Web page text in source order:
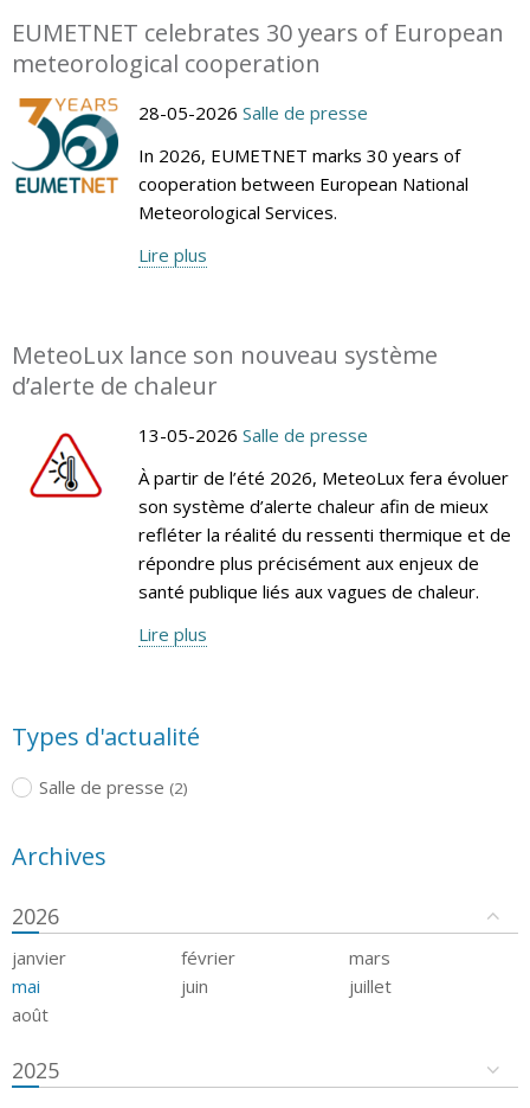
EUMETNET celebrates 30 years of European
meteorological cooperation
28-05-2026 Salle de presse
In 2026, EUMETNET marks 30 years of
cooperation between European National
Meteorological Services.
Lire plus
MeteoLux lance son nouveau système
d’alerte de chaleur
13-05-2026 Salle de presse
À partir de l’été 2026, MeteoLux fera évoluer
son système d’alerte chaleur afin de mieux
refléter la réalité du ressenti thermique et de
répondre plus précisément aux enjeux de
santé publique liés aux vagues de chaleur.
Lire plus
Types d'actualité
Salle de presse (2)
Archives
2026
janvier février
mars
mai
juin
juillet
août
2025